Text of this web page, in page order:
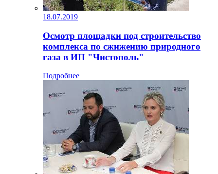
18.07.2019
Осмотр площадки под строительство
комплекса по сжижению природного
газа в ИП "Чистополь"
Подробнее